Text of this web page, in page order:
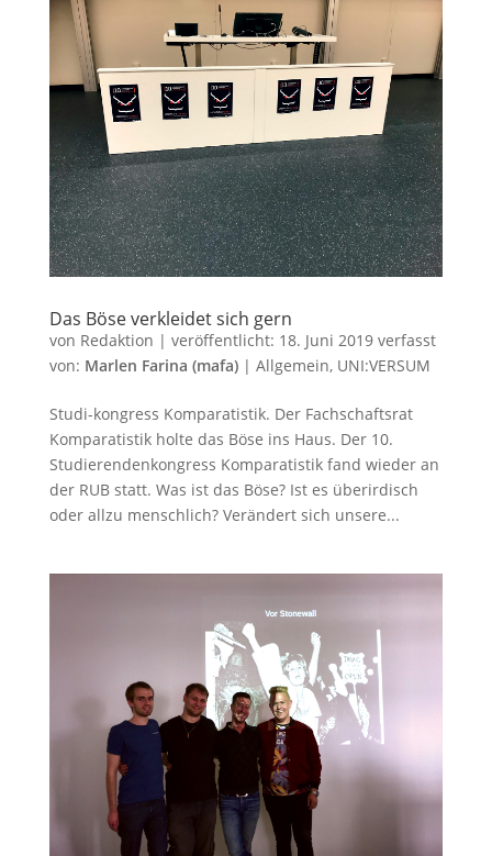
Das Böse verkleidet sich gern
von Redaktion | veröffentlicht: 18. Juni 2019verfasst
von: Marlen Farina (mafa)| Allgemein, UNI:VERSUM
Studi-kongress Komparatistik. Der Fachschaftsrat
Komparatistik holte das Böse ins Haus. Der 10.
Studierendenkongress Komparatistik fand wieder an
der RUB statt. Was ist das Böse? Ist es überirdisch
oder allzu menschlich? Verändert sich unsere...